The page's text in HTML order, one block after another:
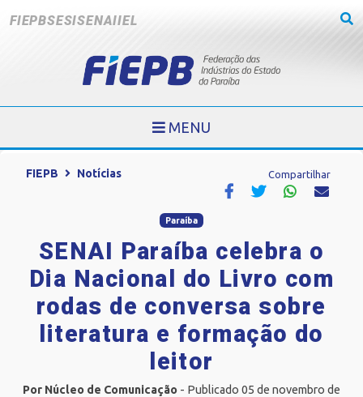
FIEPBSESISENAIIEL
MENU
FIEPB Notícias Compartilhar
Paraíba
SENAI Paraíba celebra o
Dia Nacional do Livro com
rodas de conversa sobre
literatura e formação do
leitor
Por Núcleo de Comunicação - Publicado 05 de novembro de